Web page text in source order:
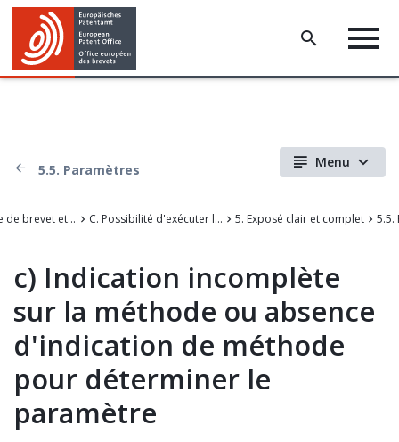
5.5. Paramètres Menu
II. Demande de brevet et modifications C. Possibilité d'exécuter l'invention 5. Exposé clair et complet 5.5.
c) Indication incomplète
sur la méthode ou absence
d'indication de méthode
pour déterminer le
paramètre